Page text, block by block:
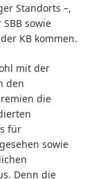
Standorts –,
sowie
KB kommen.
mit der
den
die
für
sowie
Denn die